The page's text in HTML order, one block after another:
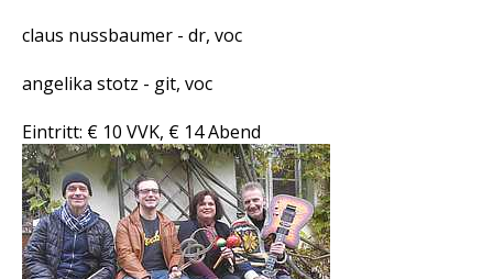
claus nussbaumer - dr, voc
angelika stotz - git, voc
Eintritt: € 10 VVK, € 14 Abend